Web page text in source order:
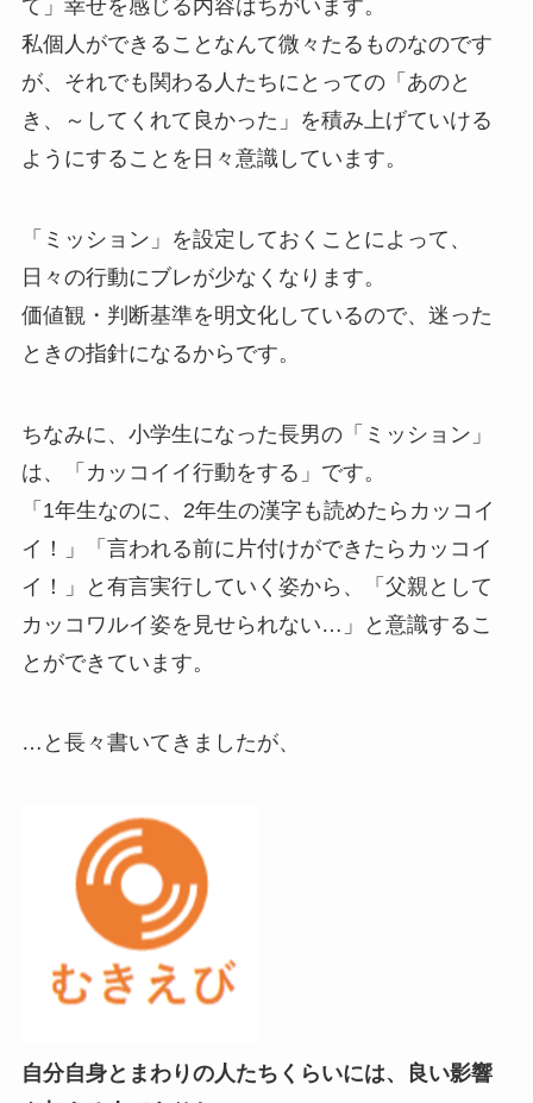
て」幸せを感じる内容はちがいます。
私個人ができることなんて微々たるものなのです
が、それでも関わる人たちにとっての「あのと
き、～してくれて良かった」を積み上げていける
ようにすることを日々意識しています。
「ミッション」を設定しておくことによって、
日々の行動にブレが少なくなります。
価値観・判断基準を明文化しているので、迷った
ときの指針になるからです。
ちなみに、小学生になった長男の「ミッション」
は、「カッコイイ行動をする」です。
「1年生なのに、2年生の漢字も読めたらカッコイ
イ！」「言われる前に片付けができたらカッコイ
イ！」と有言実行していく姿から、「父親として
カッコワルイ姿を見せられない…」と意識するこ
とができています。
…と長々書いてきましたが、
自分自身とまわりの人たちくらいには、良い影響